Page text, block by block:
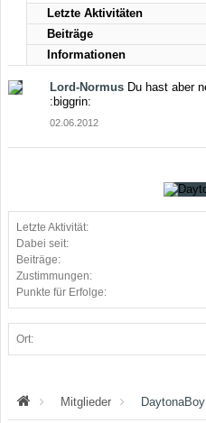
Letzte Aktivität:
Dabei seit:
Beiträge:
Zustimmungen:
Punkte für Erfolge:
Ort:
Letzte Aktivitäten
Beiträge
Informationen
Lord-Normus Du hast aber
:biggrin:
02.06.2012
Mitglieder DaytonaBoy